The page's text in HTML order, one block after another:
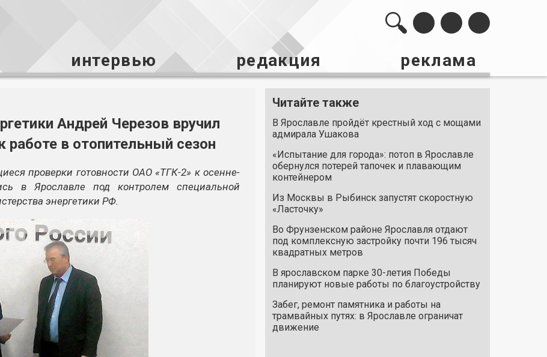
интервью редакция реклама
Андрей Черезов вручил
работе в отопительный сезон
проверки готовности ОАО «ТГК-2» к осенне-
в Ярославле под контролем специальной
энергетики РФ.
Читайте также
В Ярославле пройдёт крестный ход с мощами
адмирала Ушакова
«Испытание для города»: потоп в Ярославле
обернулся потерей тапочек и плавающим
контейнером
Из Москвы в Рыбинск запустят скоростную
«Ласточку»
Во Фрунзенском районе Ярославля отдают
под комплексную застройку почти 196 тысяч
квадратных метров
В ярославском парке 30-летия Победы
планируют новые работы по благоустройству
Забег, ремонт памятника и работы на
трамвайных путях: в Ярославле ограничат
движение